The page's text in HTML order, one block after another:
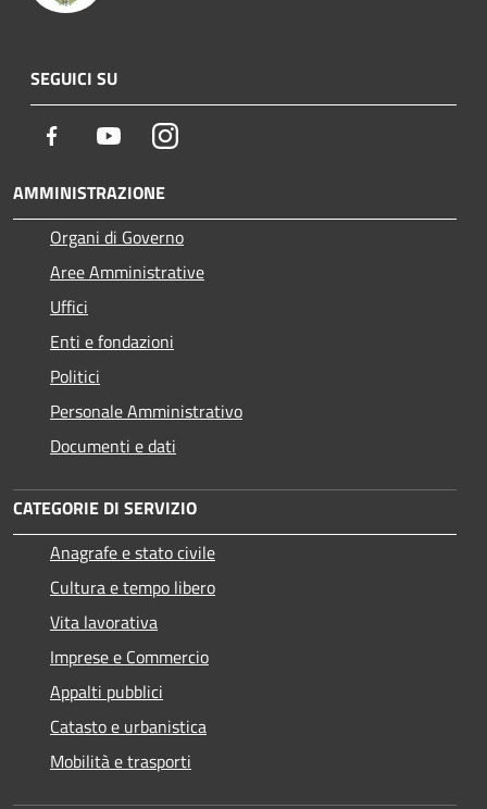
SEGUICI SU
Facebook YoutubeInstagram
AMMINISTRAZIONE
Organi di Governo
Aree Amministrative
Uffici
Enti e fondazioni
Politici
Personale Amministrativo
Documenti e dati
CATEGORIE DI SERVIZIO
Anagrafe e stato civile
Cultura e tempo libero
Vita lavorativa
Imprese e Commercio
Appalti pubblici
Catasto e urbanistica
Mobilità e trasporti